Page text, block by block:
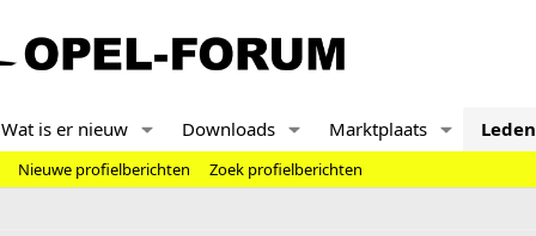
Wat is er nieuw Downloads Marktplaats Leden
Nieuwe profielberichten
Zoek profielberichten